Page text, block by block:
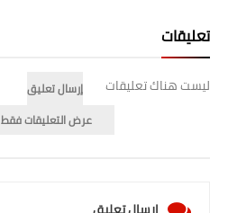
تعليقات
ليست هناك تعليقات
إرسال تعليق
عرض التعليقات فقط